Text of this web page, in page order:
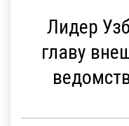
Лидер
главу